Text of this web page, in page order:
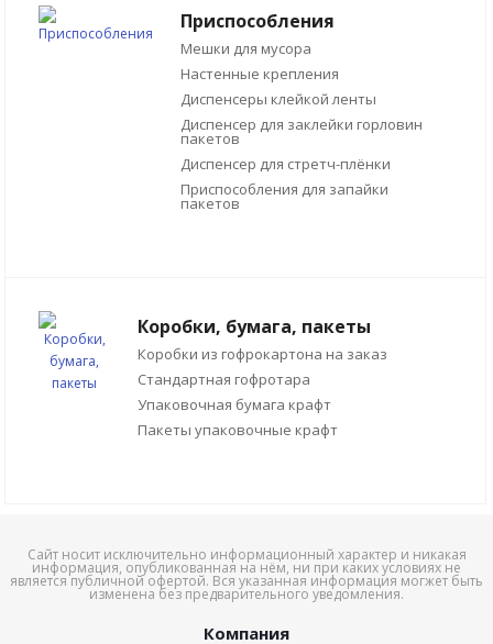
Приспособления
Мешки для мусора
Настенные крепления
Диспенсеры клейкой ленты
Диспенсер для заклейки горловин
пакетов
Диспенсер для стретч-плёнки
Приспособления для запайки
пакетов
Коробки, бумага, пакеты
Коробки из гофрокартона на заказ
Стандартная гофротара
Упаковочная бумага крафт
Пакеты упаковочные крафт
Сайт носит исключительно информационный характер и никакая
информация, опубликованная на нём, ни при каких условиях не
является публичной офертой. Вся указанная информация могжет быть
изменена без предварительного уведомления.
Компания